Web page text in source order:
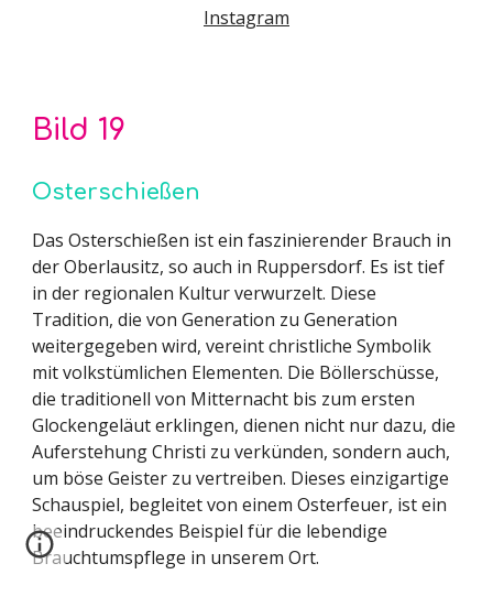
Instagram
Bild 19
Osterschießen
Das Osterschießen ist ein faszinierender Brauch in
der Oberlausitz, so auch in Ruppersdorf. Es ist tief
in der regionalen Kultur verwurzelt. Diese
Tradition, die von Generation zu Generation
weitergegeben wird, vereint christliche Symbolik
mit volkstümlichen Elementen. Die Böllerschüsse,
die traditionell von Mitternacht bis zum ersten
Glockengeläut erklingen, dienen nicht nur dazu, die
Auferstehung Christi zu verkünden, sondern auch,
um böse Geister zu vertreiben. Dieses einzigartige
Schauspiel, begleitet von einem Osterfeuer, ist ein
beeindruckendes Beispiel für die lebendige
Brauchtumspflege in unserem Ort.